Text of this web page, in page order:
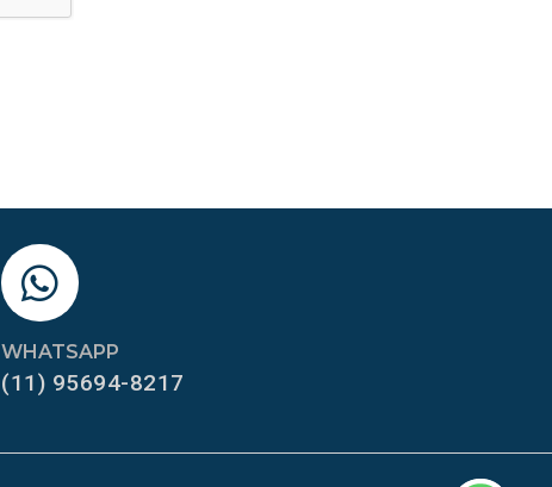
WHATSAPP
(11) 95694-8217